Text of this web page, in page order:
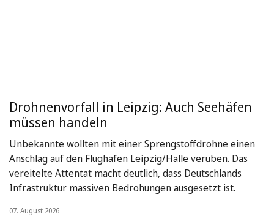
Drohnenvorfall in Leipzig: Auch Seehäfen
müssen handeln
Unbekannte wollten mit einer Sprengstoffdrohne einen
Anschlag auf den Flughafen Leipzig/Halle verüben. Das
vereitelte Attentat macht deutlich, dass Deutschlands
Infrastruktur massiven Bedrohungen ausgesetzt ist.
07. August 2026